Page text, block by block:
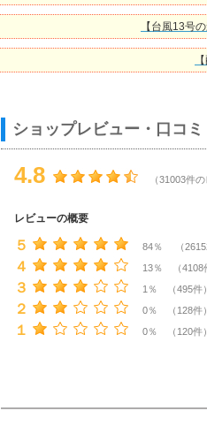
【台風13号
ショップレビュー・口コミ
4.8 （31003件の
レビューの概要
５ 84％ （26152
４ 13％ （4108
３ 1％ （495件）
２ 0％ （128件）
１ 0％ （120件）